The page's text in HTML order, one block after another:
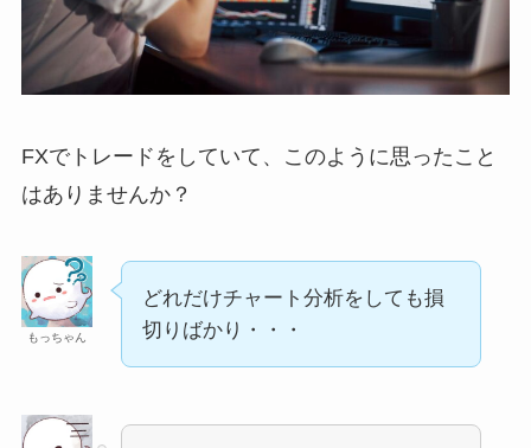
FXでトレードをしていて、このように思ったこと
はありませんか？
もっちゃん
どれだけチャート分析をしても損
切りばかり・・・